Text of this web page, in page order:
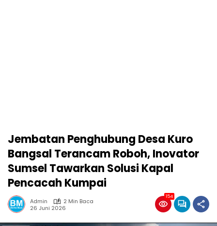
Jembatan Penghubung Desa Kuro
Bangsal Terancam Roboh, Inovator
Sumsel Tawarkan Solusi Kapal
Pencacah Kumpai
Admin
2 Min Baca
26 Juni 2026
154